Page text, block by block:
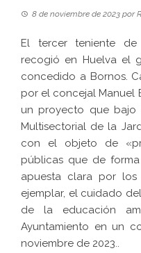
8 de noviembre de 2023 por
El tercer teniente de
recogió en Huelva el
concedido a Bornos.
por el concejal Manuel
un proyecto que bajo
Multisectorial de la
con el objeto de
públicas que de
apuesta clara por los
ejemplar, el cuidado
de la educación
Ayuntamiento en un
noviembre de 2023..